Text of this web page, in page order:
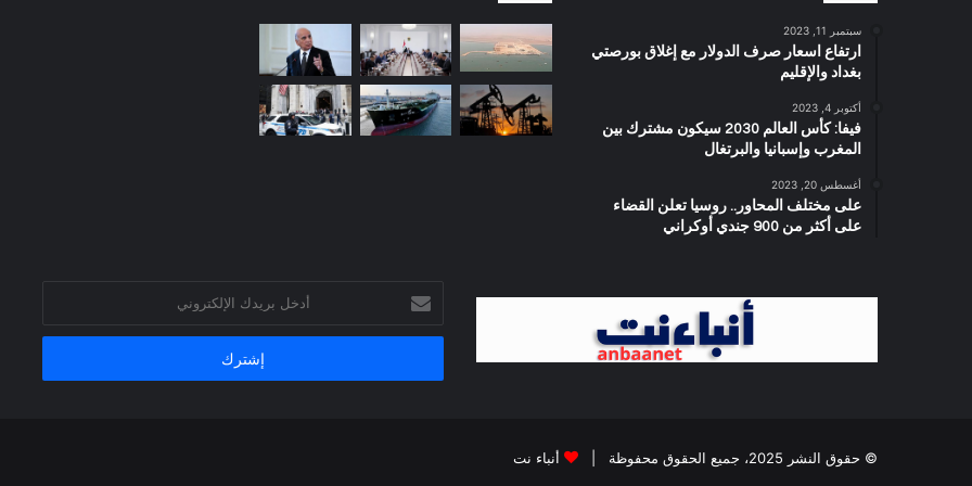
سبتمبر 11, 2023
ارتفاع اسعار صرف الدولار مع إغلاق بورصتي
بغداد والإقليم
أكتوبر 4, 2023
فيفا: كأس العالم 2030 سيكون مشترك بين
المغرب وإسبانيا والبرتغال
أغسطس 20, 2023
على مختلف المحاور.. روسيا تعلن القضاء
على أكثر من 900 جندي أوكراني
بريدك
الإلكتروني
© حقوق النشر 2025، جميع الحقوق محفوظة | أنباء نت